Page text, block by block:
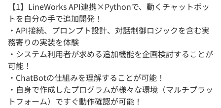
【1】LineWorks API連携×Pythonで、動くチャットボッ
トを自分の手で追加開発！
・API接続、プロンプト設計、対話制御ロジックを含む実
務寄りの実装を体験
・システム利用者が求める追加機能を企画検討することが
可能！
・ChatBotの仕組みを理解することが可能！
・自身で作成したプログラムが様々な環境（マルチプラッ
トフォーム）ですぐ動作確認が可能！